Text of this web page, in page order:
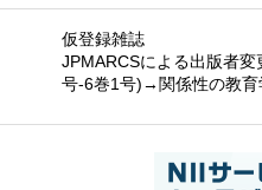
仮登録雑誌
JPMARCSによる出版者
号-6巻1号)→関係性の教育